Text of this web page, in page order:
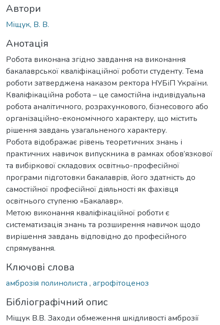
Автори
Міщук, В. В.
Анотація
Робота виконана згідно завдання на виконання
бакалаврської кваліфікаційної роботи студенту. Тема
роботи затверджена наказом ректора НУБіП України.
Кваліфікаційна робота – це самостійна індивідуальна
робота аналітичного, розрахункового, бізнесового або
організаційно-економічного характеру, що містить
рішення завдань узагальненого характеру.
Робота відображає рівень теоретичних знань і
практичних навичок випускника в рамках обов’язкової
та вибіркової складових освітньо-професійної
програми підготовки бакалаврів, його здатність до
самостійної професійної діяльності як фахівця
освітнього ступеню «Бакалавр».
Метою виконання кваліфікаційної роботи є
систематизація знань та розширення навичок щодо
вирішення завдань відповідно до професійного
спрямування.
Ключові слова
амброзія полинолиста , агрофітоценоз
Бібліографічний опис
Міщук В.В. Заходи обмеження шкідливості амброзії